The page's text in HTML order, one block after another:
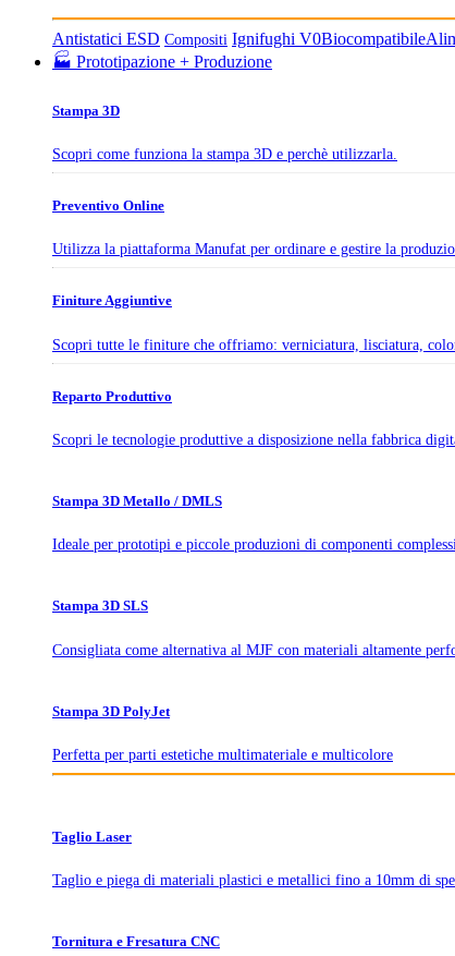
Antistatici ESD Compositi Ignifughi V0Biocompatibile
🏭 Prototipazione + Produzione
Stampa 3D
Scopri come funziona la stampa 3D e perchè utilizzarla.
Preventivo Online
Utilizza la piattaforma Manufat per ordinare e gestire la
Finiture Aggiuntive
Scopri tutte le finiture che offriamo: verniciatura, lisciatura,
Reparto Produttivo
Scopri le tecnologie produttive a disposizione nella fabbrica
Stampa 3D Metallo / DMLS
Ideale per prototipi e piccole produzioni di componenti
Stampa 3D SLS
Consigliata come alternativa al MJF con materiali altamente
Stampa 3D PolyJet
Perfetta per parti estetiche multimateriale e multicolore
Taglio Laser
Taglio e piega di materiali plastici e metallici fino a 10mm di
Tornitura e Fresatura CNC